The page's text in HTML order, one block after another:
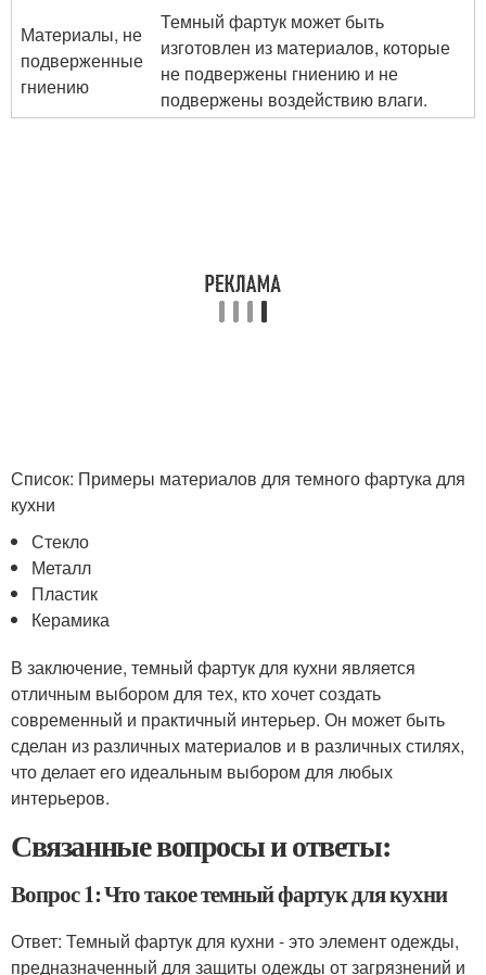
Материалы, не
подверженные
гниению
Темный фартук может быть
изготовлен из материалов, которые
не подвержены гниению и не
подвержены воздействию влаги.
Список: Примеры материалов для темного фартука для
кухни
Стекло
Металл
Пластик
Керамика
В заключение, темный фартук для кухни является
отличным выбором для тех, кто хочет создать
современный и практичный интерьер. Он может быть
сделан из различных материалов и в различных стилях,
что делает его идеальным выбором для любых
интерьеров.
Связанные вопросы и ответы:
Вопрос 1: Что такое темный фартук для кухни
Ответ: Темный фартук для кухни - это элемент одежды,
предназначенный для защиты одежды от загрязнений и